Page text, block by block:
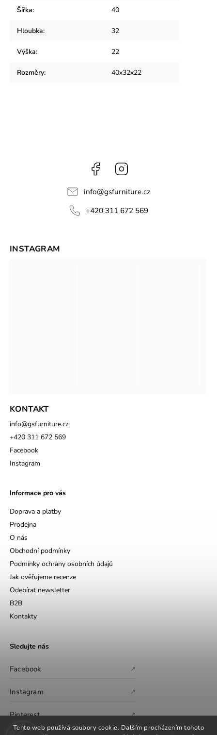
Tento web používá soubory cookie. Dalším procházením tohoto
Šířka: 40
Hloubka: 32
Výška: 22
Rozměry: 40x32x22
Facebook
info@gsfurniture.cz
+420 311 672 569
KONTAKT
info@gsfurniture.cz
+420 311 672 569
Facebook
Instagram
Informace pro vás
Doprava a platby
Prodejna
O nás
Obchodní podmínky
Podmínky ochrany osobních údajů
Jak ověřujeme recenze
Odebírat newsletter
B2B
Kontakty
INSTAGRAM
Sledujte nás
Facebook ↗
Instagram ↗
Pinterest ↗